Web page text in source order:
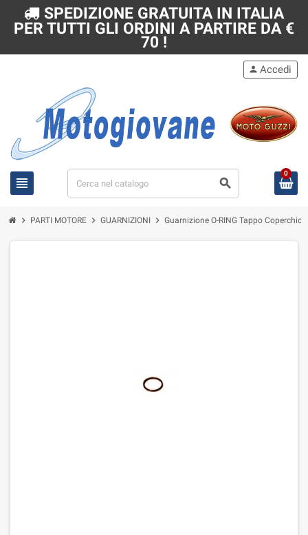
SPEDIZIONE GRATUITA IN ITALIA
PER TUTTI GLI ORDINI A PARTIRE DA €
70 !
view_headline search
person Accedi
0
chevron_right PARTI MOTORE chevron_right GUARNIZIONI chevron_right Guarnizione O-RING Tappo Coperchio